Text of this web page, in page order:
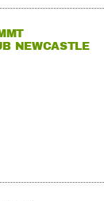
NEWCASTLE